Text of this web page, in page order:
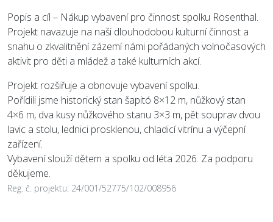
Popis a cíl – Nákup vybavení pro činnost spolku Rosenthal.
Projekt navazuje na naši dlouhodobou kulturní činnost a
snahu o zkvalitnění zázemí námi pořádaných volnočasových
aktivit pro děti a mládež a také kulturních akcí.
Projekt rozšiřuje a obnovuje vybavení spolku.
Pořídili jsme historický stan šapitó 8×12 m, nůžkový stan
4×6 m, dva kusy nůžkového stanu 3×3 m, pět souprav dvou
lavic a stolu, lednici prosklenou, chladicí vitrínu a výčepní
zařízení.
Vybavení slouží dětem a spolku od léta 2026. Za podporu
děkujeme.
Reg. č. projektu: 24/001/52775/102/008956